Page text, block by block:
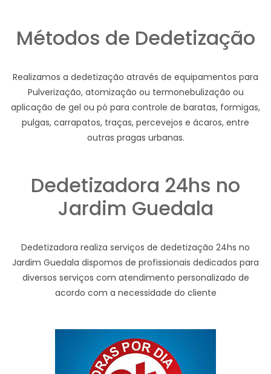
Métodos de Dedetização
Realizamos a dedetização através de equipamentos para
Pulverização, atomização ou termonebulização ou
aplicação de gel ou pó para controle de baratas, formigas,
pulgas, carrapatos, traças, percevejos e ácaros, entre
outras pragas urbanas.
Dedetizadora 24hs no
Jardim Guedala
Dedetizadora realiza serviços de dedetização 24hs no
Jardim Guedala dispomos de profissionais dedicados para
diversos serviços com atendimento personalizado de
acordo com a necessidade do cliente